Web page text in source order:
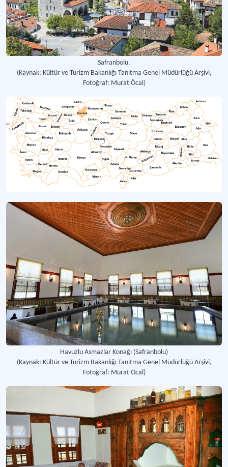
Safranbolu.
(Kaynak: Kültür ve Turizm Bakanlığı Tanıtma Genel Müdürlüğü Arşivi,
Fotoğraf: Murat Öcal)
Havuzlu Asmazlar Konağı (Safranbolu)
(Kaynak: Kültür ve Turizm Bakanlığı Tanıtma Genel Müdürlüğü Arşivi,
Fotoğraf: Murat Öcal)